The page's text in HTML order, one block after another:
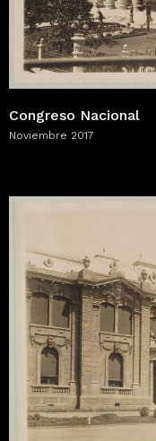
Congreso Nacional
Noviembre 2017